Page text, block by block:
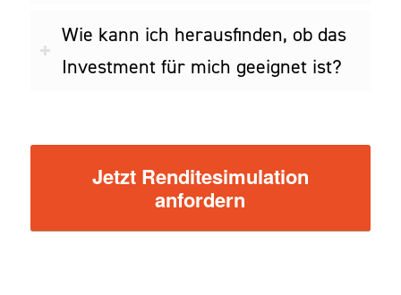
Wie kann ich herausfinden, ob das
Investment für mich geeignet ist?
Jetzt Renditesimulation
anfordern